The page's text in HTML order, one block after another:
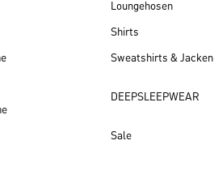
Loungehosen
Shirts
Sweatshirts & Jacken
DEEPSLEEPWEAR
Sale